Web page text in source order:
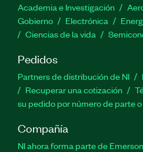
Academia e Investigación
Gobierno
Electrónica
Ciencias de la vida
Pedidos
Partners de distribución de NI
Recuperar una cotización
su pedido por número de parte
Compañía
NI ahora forma parte de Emerson